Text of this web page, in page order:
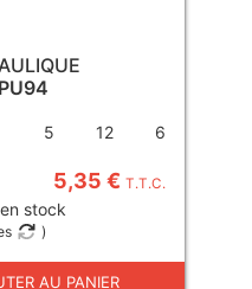
5 12 6
5,35 € T.T.C.
stock
)
AU PANIER